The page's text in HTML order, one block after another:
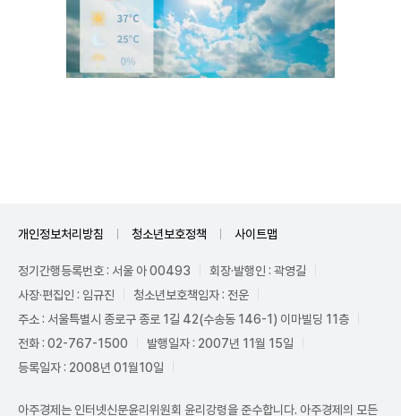
개인정보처리방침 청소년보호정책 사이트맵
정기간행등록번호 : 서울 아 00493
회장·발행인 : 곽영길
사장·편집인 : 임규진
청소년보호책임자 : 전운
주소 : 서울특별시 종로구 종로 1길 42(수송동 146-1) 이마빌딩 11층
전화 : 02-767-1500
발행일자 : 2007년 11월 15일
등록일자 : 2008년 01월10일
아주경제는 인터넷신문윤리위원회 윤리강령을 준수합니다. 아주경제의 모든